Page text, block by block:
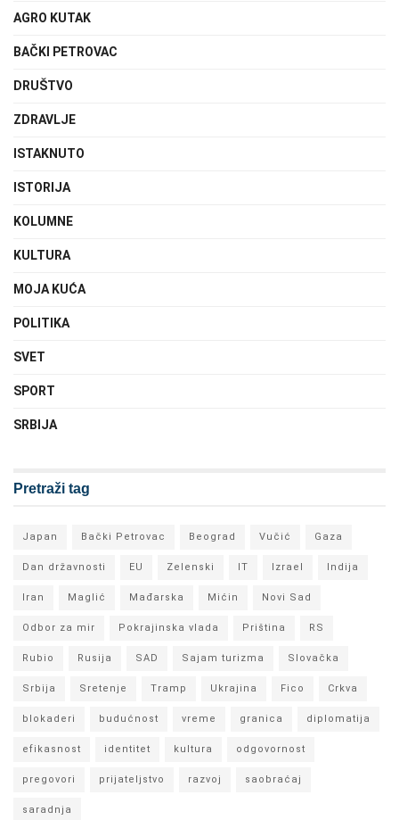
AGRO KUTAK
BAČKI PETROVAC
DRUŠTVO
ZDRAVLJE
ISTAKNUTO
ISTORIJA
KOLUMNE
KULTURA
MOJA KUĆA
POLITIKA
SVET
SPORT
SRBIJA
Pretraži tag
Japan Bački Petrovac Beograd Vučić Gaza
Dan državnosti EU Zelenski IT Izrael Indija
Iran Maglić Mađarska Mićin Novi Sad
Odbor za mir Pokrajinska vlada Priština RS
Rubio Rusija SAD Sajam turizma Slovačka
Srbija Sretenje Tramp Ukrajina Fico Crkva
blokaderi budućnost vreme granica diplomatija
efikasnost identitet kultura odgovornost
pregovori prijateljstvo razvoj saobraćaj
saradnja